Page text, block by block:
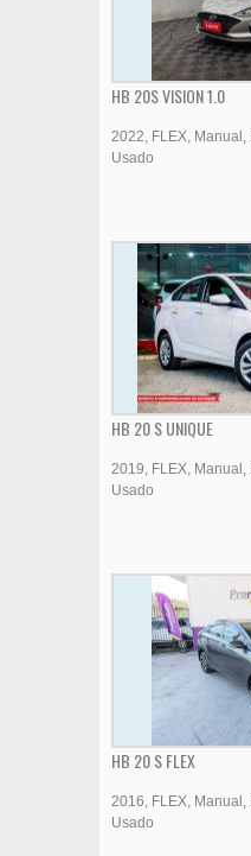
HB 20S VISION 1.0
2022 FLEX Manual
Usado
HB 20 S UNIQUE
2019 FLEX Manual
Usado
HB 20 S FLEX
2016 FLEX Manual
Usado